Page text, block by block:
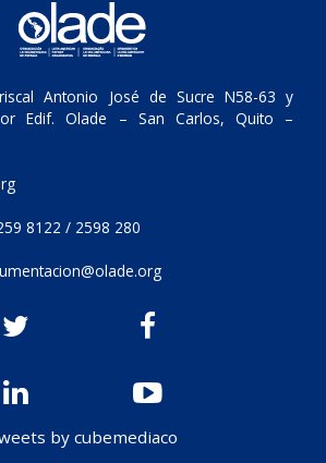
Antonio José de Sucre N58-63 y
Edif. Olade – San Carlos, Quito –
8122 / 2598 280
by cubemediaco